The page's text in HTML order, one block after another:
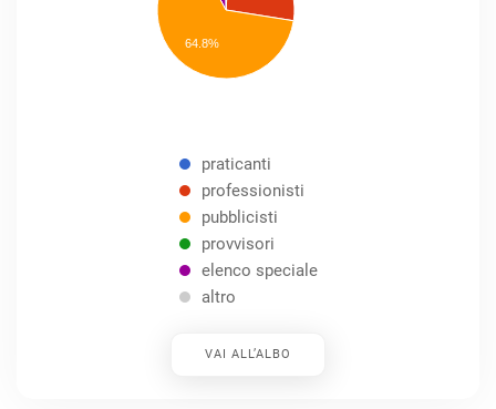
64.8%
praticanti
professionisti
pubblicisti
provvisori
elenco speciale
altro
VAI ALL’ALBO